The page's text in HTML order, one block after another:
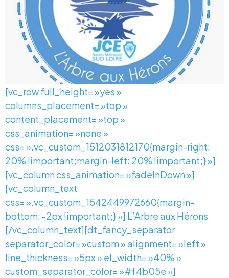
[vc_row full_height= »yes »
columns_placement= »top »
content_placement= »top »
css_animation= »none »
css= ».vc_custom_1512031812170{margin-right:
20% !important;margin-left: 20% !important;} »]
[vc_column css_animation= »fadeInDown »]
[vc_column_text
css= ».vc_custom_1542449972660{margin-
bottom: -2px !important;} »] L’Arbre aux Hérons
[/vc_column_text][dt_fancy_separator
separator_color= »custom » alignment= »left »
line_thickness= »5px » el_width= »40% »
custom_separator_color= »#f4b05e »]